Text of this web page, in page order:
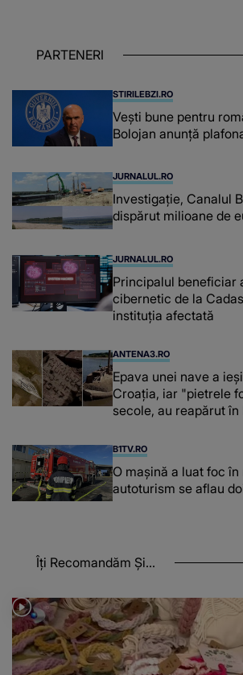
așteptând
PARTENERI
STIRILEBZI.RO
Vești bune pentru
Bolojan anunță
JURNALUL.RO
Investigație, Canalul
dispărut milioane de
JURNALUL.RO
Principalul beneficiar
cibernetic de la
instituţia afectată
ANTENA3.RO
Epava unei nave a
Croația, iar "pietrele
secole, au reapărut în
B1TV.RO
O maşină a luat foc în
autoturism se aflau
Îți Recomandăm Și...